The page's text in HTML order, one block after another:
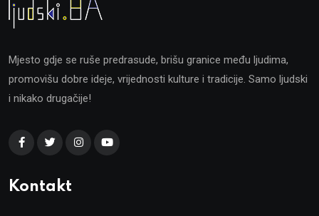
Mjesto gdje se ruše predrasude, brišu granice među ljudima,
promovišu dobre ideje, vrijednosti kulture i tradicije. Samo ljudski
i nikako drugačije!
Kontakt